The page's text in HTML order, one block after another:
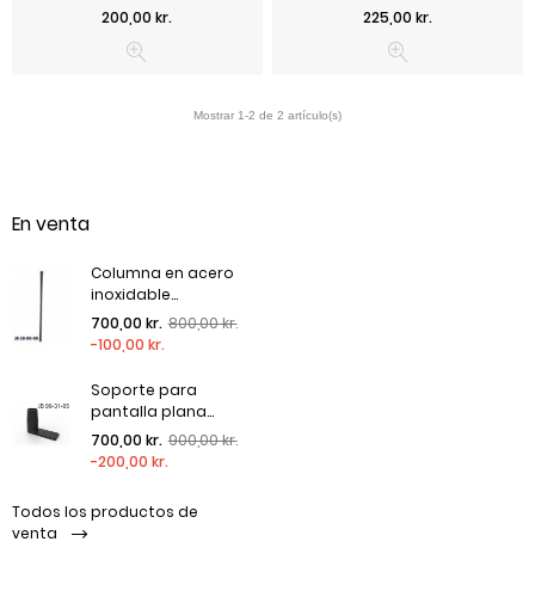
Precio
200,00 kr.
Precio
225,00 kr.
En venta
Columna en acero
inoxidable...
Precio regular800,00 kr.
-100,00 kr.
Precio
700,00 kr.
Soporte para
pantalla plana...
Precio regular900,00 kr.
-200,00 kr.
Precio
700,00 kr.
Todos los productos de
venta